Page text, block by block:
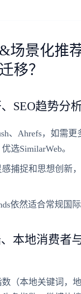
场景化推
移？
SEO趋势分
、Ahrefs，如需更
优选SimilarWeb。
捕捉和思想创新
依然适合常规国
本地消费者
数 （本地关键词，